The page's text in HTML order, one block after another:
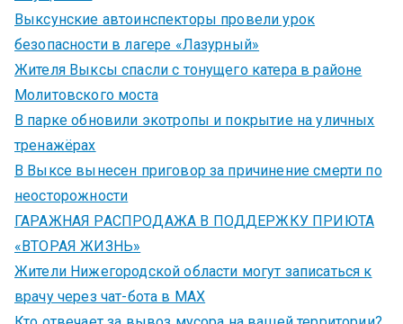
Выксунские автоинспекторы провели урок
безопасности в лагере «Лазурный»
Жителя Выксы спасли с тонущего катера в районе
Молитовского моста
В парке обновили экотропы и покрытие на уличных
тренажёрах
В Выксе вынесен приговор за причинение смерти по
неосторожности
ГАРАЖНАЯ РАСПРОДАЖА В ПОДДЕРЖКУ ПРИЮТА
«ВТОРАЯ ЖИЗНЬ»
Жители Нижегородской области могут записаться к
врачу через чат-бота в MAX